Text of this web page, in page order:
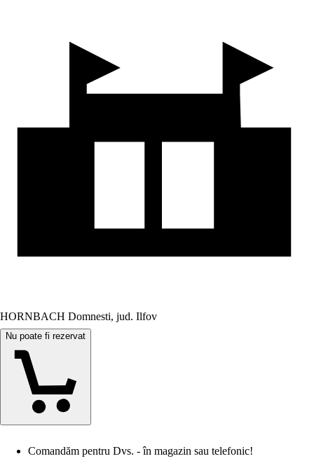
HORNBACH Domnesti, jud. Ilfov
Nu poate fi rezervat
Comandăm pentru Dvs. - în magazin sau telefonic!